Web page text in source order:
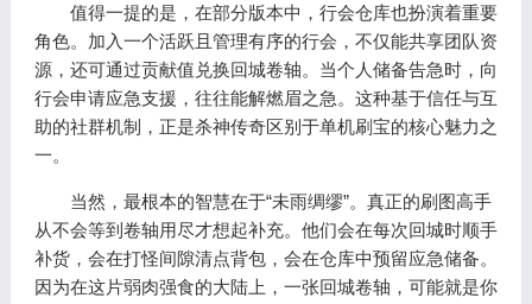
值得一提的是，在部分版本中，行会仓库也扮演着重要
角色。加入一个活跃且管理有序的行会，不仅能共享团队资
源，还可通过贡献值兑换回城卷轴。当个人储备告急时，向
行会申请应急支援，往往能解燃眉之急。这种基于信任与互
助的社群机制，正是杀神传奇区别于单机刷宝的核心魅力之
一。
当然，最根本的智慧在于“未雨绸缪”。真正的刷图高手
从不会等到卷轴用尽才想起补充。他们会在每次回城时顺手
补货，会在打怪间隙清点背包，会在仓库中预留应急储备。
因为在这片弱肉强食的大陆上，一张回城卷轴，可能就是你